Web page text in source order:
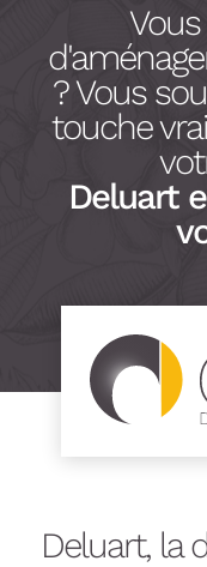
? Vous
touche
Deluart
Deluart, la